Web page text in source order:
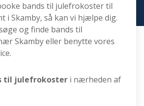
bands til julefrokoster til
i Skamby, så kan vi hjælpe dig.
og finde bands til
Skamby eller benytte vores
til julefrokoster i nærheden af